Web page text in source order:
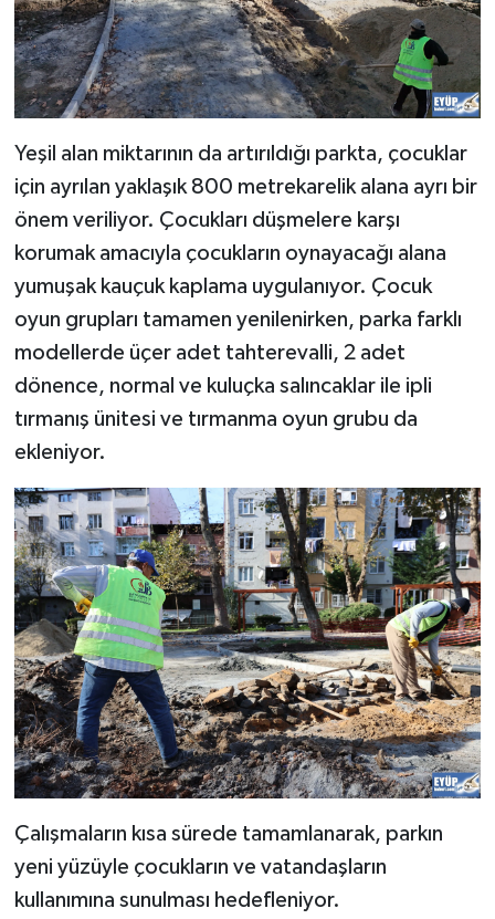
Yeşil alan miktarının da artırıldığı parkta, çocuklar
için ayrılan yaklaşık 800 metrekarelik alana ayrı bir
önem veriliyor. Çocukları düşmelere karşı
korumak amacıyla çocukların oynayacağı alana
yumuşak kauçuk kaplama uygulanıyor. Çocuk
oyun grupları tamamen yenilenirken, parka farklı
modellerde üçer adet tahterevalli, 2 adet
dönence, normal ve kuluçka salıncaklar ile ipli
tırmanış ünitesi ve tırmanma oyun grubu da
ekleniyor.
Çalışmaların kısa sürede tamamlanarak, parkın
yeni yüzüyle çocukların ve vatandaşların
kullanımına sunulması hedefleniyor.